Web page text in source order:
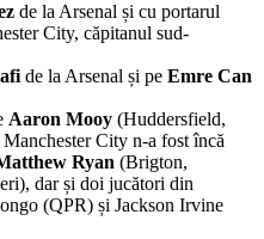
de la Arsenal și cu portarul
City, căpitanul sud-
de la Arsenal și pe Emre Can
Aaron Mooy (Huddersfield,
City n-a fost încă
Ryan (Brigton,
dar și doi jucători din
(QPR) și Jackson Irvine